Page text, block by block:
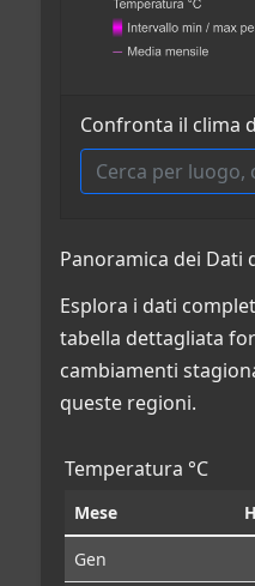
Confronta il clima
Panoramica dei Dati
Esplora i dati
tabella dettagliata
cambiamenti
queste regioni.
Temperatura °C
Mese
Gen